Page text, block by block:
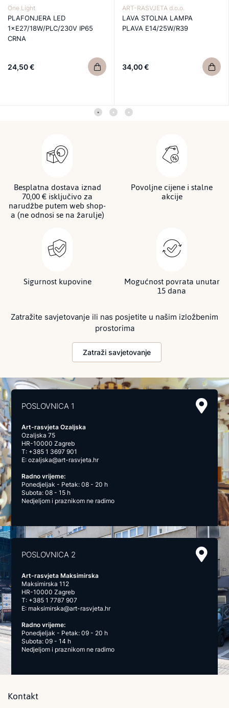
One Light
PLAFONJERA LED
1×E27/18W/PLC/230V IP65
CRNA
24,50 €
ART-RASVJETA d.o.o.
LAVA STOLNA LAMPA
PLAVA E14/25W/R39
34,00 €
Besplatna dostava iznad
70,00 € isključivo za
narudžbe putem web shop-
a (ne odnosi se na žarulje)
Povoljne cijene i stalne
akcije
Sigurnost kupovine Mogućnost povrata unutar
15 dana
Zatražite savjetovanje ili nas posjetite u našim izložbenim
prostorima
Zatraži savjetovanje
POSLOVNICA 1
Art-rasvjeta Ozaljska
Ozaljska 75
HR-10000 Zagreb
T: +385 1 3697 901
E:ozaljska@art-rasvjeta.hr
Radno vrijeme:
Ponedjeljak - Petak: 08 - 20 h
Subota: 08 - 15 h
Nedjeljom i praznikom ne radimo
POSLOVNICA 2
Art-rasvjeta Maksimirska
Maksimirska 112
HR-10000 Zagreb
T: +385 1 7787 907
E: maksimirska@art-rasvjeta.hr
Radno vrijeme:
Ponedjeljak - Petak: 09 - 20 h
Subota: 09 - 14 h
Nedjeljom i praznikom ne radimo
Kontakt